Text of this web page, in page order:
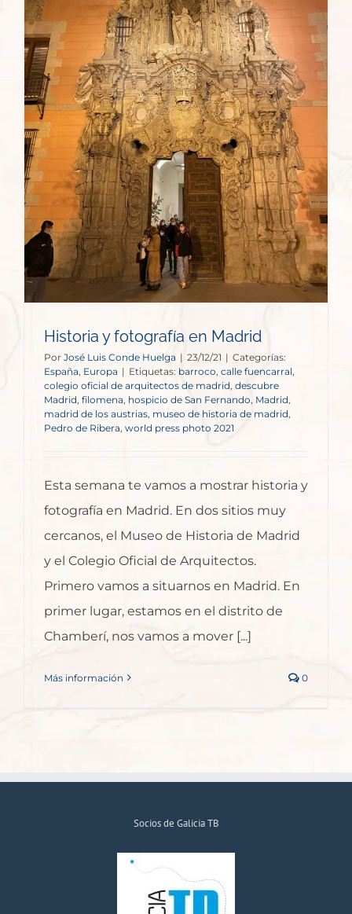
Historia y fotografía en Madrid
Por José Luis Conde Huelga | 23/12/21 | Categorías:
España, Europa | Etiquetas: barroco, calle fuencarral,
colegio oficial de arquitectos de madrid descubre
Madrid, filomena hospicio de San Fernando Madrid,
madrid de los austrias, museo de historia de madrid,
Pedro de Ribera world press photo 2021
Esta semana te vamos a mostrar historia y
fotografía en Madrid. En dos sitios muy
cercanos, el Museo de Historia de Madrid
y el Colegio Oficial de Arquitectos.
Primero vamos a situarnos en Madrid. En
primer lugar, estamos en el distrito de
Chamberí, nos vamos a mover [...]
Más información 0
Socios de Galicia TB